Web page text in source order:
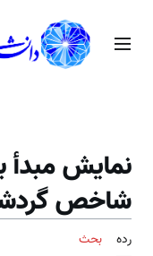
محتوامنوی اصلی
نمایش مبدأ
شاخص
رده بحث